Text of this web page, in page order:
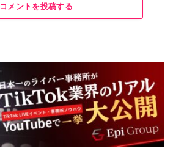
コメントを投稿する